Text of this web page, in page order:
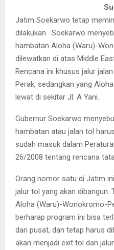
Jatim Soekarwo tetap
dilakukan. Soekarwo
hambatan Aloha (Waru)-
dilewatkan di atas Middle
Rencana ini khusus jalur
Perak, sedangkan yang
lewat di sekitar Jl. A Yani.
Gubernur Soekarwo
hambatan atau jalan tol
sudah masuk dalam
26/2008 tentang rencana
Orang nomor satu di Jatim
jalur tol yang akan dibangun.
Aloha (Waru)-Wonokromo-
berharap program ini bisa
dari pusat, dan tetap harus
akan menjadi exit tol dan